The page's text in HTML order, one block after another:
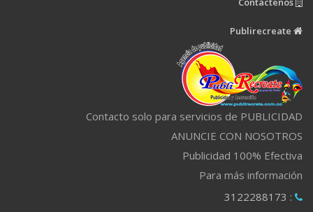
Contacto solo para servicios de PUBLICIDAD
ANUNCIE CON NOSOTROS
Publicidad 100% Efectiva
Para más información
: 3122288173